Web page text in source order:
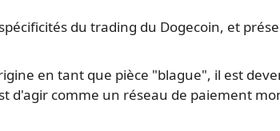
du trading du Dogecoin, et
en tant que pièce "blague", il est
d'agir comme un réseau de paiement